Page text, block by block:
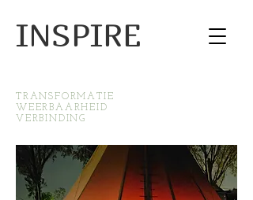
INSPIRE
TRANSFORMATIE
WEERBAARHEID
VERBINDING